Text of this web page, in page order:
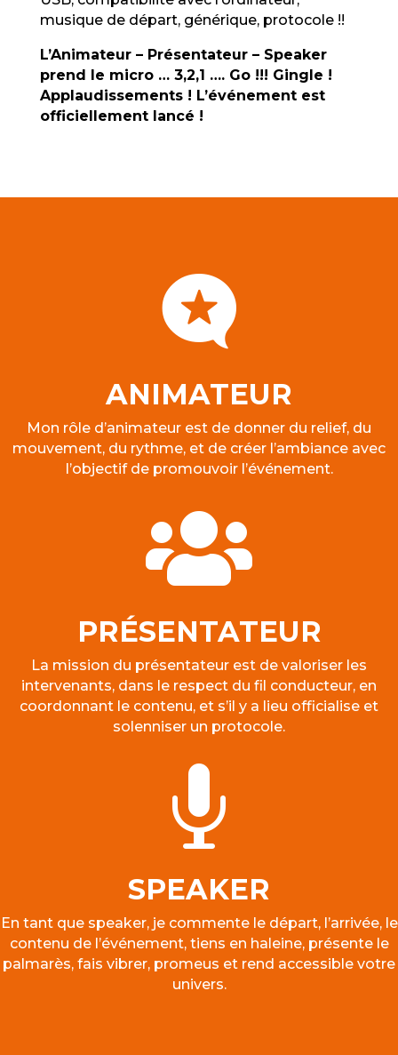
musique de départ, générique, protocole !!
L’Animateur – Présentateur – Speaker
prend le micro … 3,2,1 …. Go !!! Gingle !
Applaudissements ! L’événement est
officiellement lancé !

ANIMATEUR
Mon rôle d’animateur est de donner du relief, du
mouvement, du rythme, et de créer l’ambiance avec
l’objectif de promouvoir l’événement.

PRÉSENTATEUR
La mission du présentateur est de valoriser les
intervenants, dans le respect du fil conducteur, en
coordonnant le contenu, et s’il y a lieu officialise et
solenniser un protocole.

SPEAKER
En tant que speaker, je commente le départ, l’arrivée, le
contenu de l’événement, tiens en haleine, présente le
palmarès, fais vibrer, promeus et rend accessible votre
univers.